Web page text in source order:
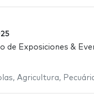
de Exposiciones &
, Agricultura,